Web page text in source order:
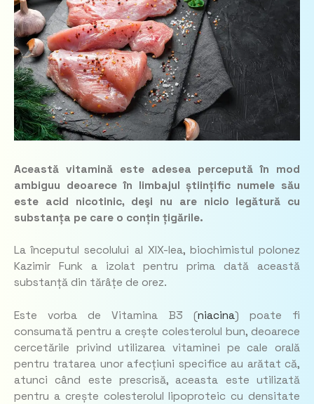
Această vitamină este adesea percepută în mod
ambiguu deoarece în limbajul științific numele său
este acid nicotinic, deşi nu are nicio legătură cu
substanța pe care o conțin țigările.
La începutul secolului al XIX-lea, biochimistul polonez
Kazimir Funk a izolat pentru prima dată această
substanță din tărâțe de orez.
Este vorba de Vitamina B3 (niacina) poate fi
consumată pentru a crește colesterolul bun, deoarece
cercetările privind utilizarea vitaminei pe cale orală
pentru tratarea unor afecțiuni specifice au arătat că,
atunci când este prescrisă, aceasta este utilizată
pentru a crește colesterolul lipoproteic cu densitate